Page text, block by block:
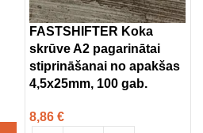
FASTSHIFTER Koka
skrūve A2 pagarinātai
stiprināšanai no apakšas
4,5x25mm, 100 gab.
8,86 €